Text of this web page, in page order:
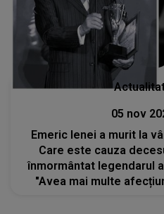
05 nov
Emeric Ienei a murit la
Care este cauza
înmormântat legendarul
"Avea mai multe